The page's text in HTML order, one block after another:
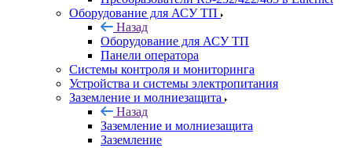
Оборудование для АСУ ТП
Назад
Оборудование для АСУ ТП
Панели оператора
Системы контроля и мониторинга
Устройства и системы электропитания
Заземление и молниезащита
Назад
Заземление и молниезащита
Заземление